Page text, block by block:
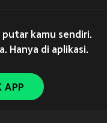
kamu sendiri.
Hanya di aplikasi.
APP